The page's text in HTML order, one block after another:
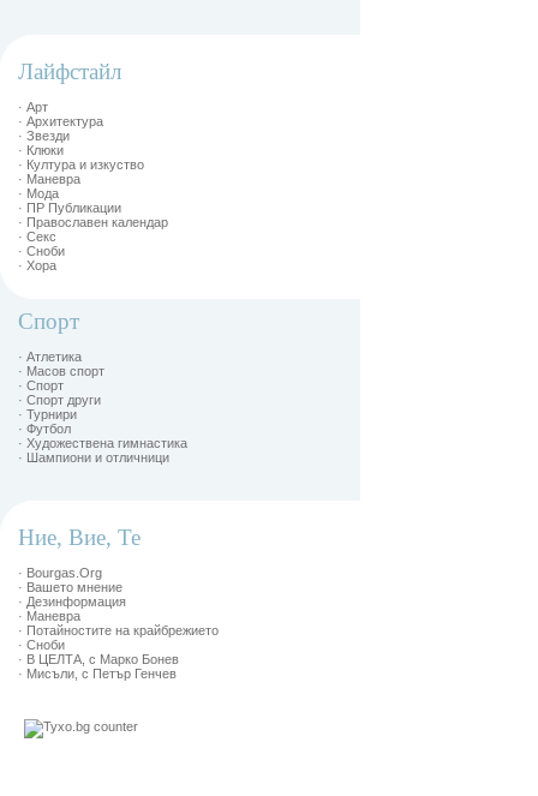
Лайфстайл
· Арт
· Архитектура
· Звезди
· Клюки
· Култура и изкуство
· Маневра
· Мода
· ПР Публикации
· Православен календар
· Секс
· Сноби
· Хора
Спорт
· Атлетика
· Масов спорт
· Спорт
· Спорт други
· Турнири
· Футбол
· Художествена гимнастика
· Шампиони и отличници
Ние, Вие, Те
· Bourgas.Org
· Вашето мнение
· Дезинформация
· Маневра
· Потайностите на крайбрежието
· Сноби
· В ЦЕЛТА, с Марко Бонев
· Мисъли, с Петър Генчев